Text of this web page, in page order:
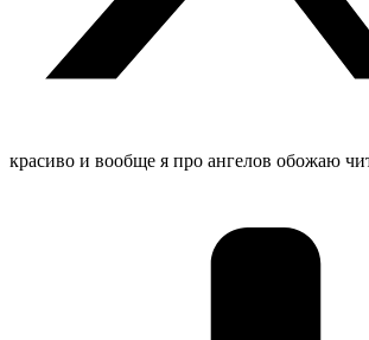
красиво и вообще я про ангелов обожаю